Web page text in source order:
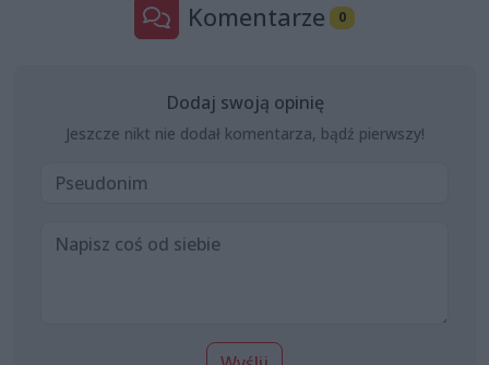
Komentarze 0
Dodaj swoją opinię
Jeszcze nikt nie dodał komentarza, bądź pierwszy!